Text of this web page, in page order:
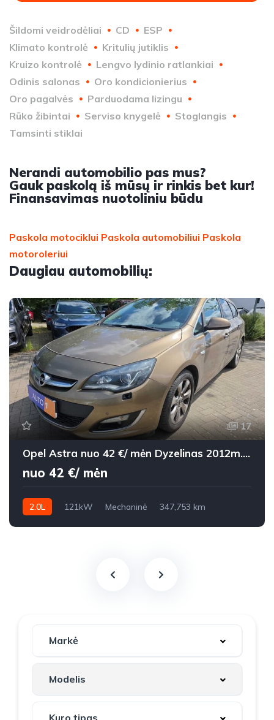
Šildomi veidrodėliai CD
ESP
Klimato kontrolė
Kritulių jutiklis
Kruizo kontrolė
Lengvo lydinio ratlankiai
Odinis salonas
Oro kondicionierius
Oro pagalvės
Parduodama lizingu
Rūko žibintai
Serviso knygelė
Stoglangis
Tamsinti stiklai
Nerandi automobilio pas mus?
Gauk paskolą iš mūsų ir rinkis bet kur!
Finansavimas nuotoliniu būdu
Paskola motociklui Paskola automobiliui Paskola
motoroleriui
Daugiau automobilių:
17
Opel Astra nuo 42 €/ mėn Dyzelinas 2012m. Universalas Mechaninė
nuo 42 €/ mėn
2.0L 121kW Mechaninė
347,753 km